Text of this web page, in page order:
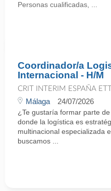
Personas cualificadas, ...
Coordinador/a
Internacional - H/M
CRIT INTERIM ESPAÑA ETT
Málaga 24/07/2026
¿Te gustaría formar parte
donde la logística es
multinacional especializada
buscamos ...